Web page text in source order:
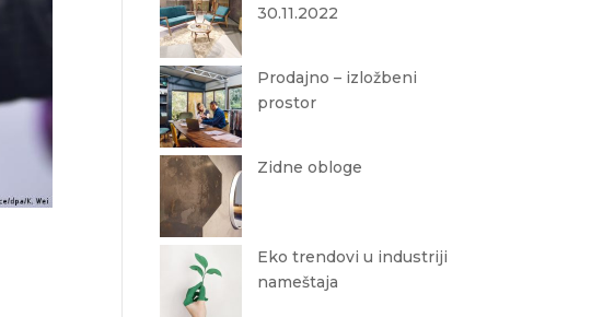
30.11.2022
Prodajno – izložbeni
prostor
Zidne obloge
Eko trendovi u industriji
nameštaja